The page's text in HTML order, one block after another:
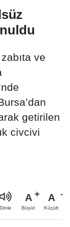
ve
getirilen
civcivi
Dinle
A
Büyüt
A
Küçült